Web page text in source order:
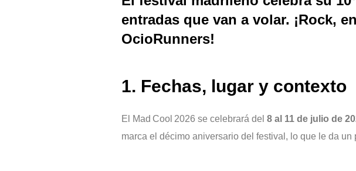
entradas que van a volar. ¡Rock,
OcioRunners!
1. Fechas, lugar y contexto
El Mad Cool 2026 se celebrará del 8 al 11 de julio de
marca el décimo aniversario del festival, lo que le da